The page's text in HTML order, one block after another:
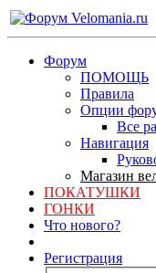
Форум
ПОМОЩЬ
Правила
Опции
Все
Навигация
Магазин
ПОКАТУШКИ
ГОНКИ
Что нового?
Регистрация